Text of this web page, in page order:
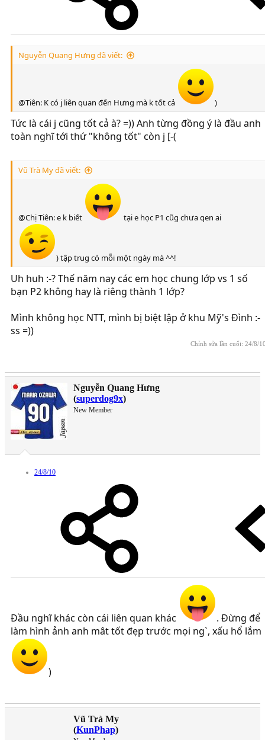
Nguyễn Quang Hưng đã viết:
@Tiên: K có j liên quan đến Hưng mà k tốt cả )
Tức là cái j cũng tốt cả à? =)) Anh từng đồng ý là đầu anh
toàn nghĩ tới thứ "không tốt" còn j [-(
Vũ Trà My đã viết:
@Chị Tiên: e k biết tại e học P1 cũg chưa qen ai
) tập trug có mỗi một ngày mà ^^!
Uh huh :-? Thế năm nay các em học chung lớp vs 1 số
bạn P2 không hay là riêng thành 1 lớp?
Mình không học NTT, mình bị biệt lập ở khu Mỹ's Đình :-
ss =))
Chỉnh sửa lần cuối: 24/8/
Nguyễn Quang Hưng
(superdog9x)
New Member
24/8/10
Đầu nghĩ khác còn cái liên quan khác
. Đừng để
làm hình ảnh anh mât tốt đẹp trước mọi ng`, xấu hổ lắm
)
Vũ Trà My
(KunPhap)